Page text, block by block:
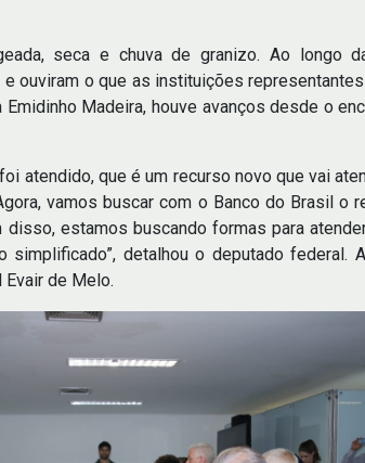
seca e chuva de granizo. Ao longo
ouviram o que as instituições
Madeira, houve avanços desde o
atendido, que é um recurso novo que vai
vamos buscar com o Banco do Brasil o
estamos buscando formas para
detalhou o deputado federal.
de Melo.